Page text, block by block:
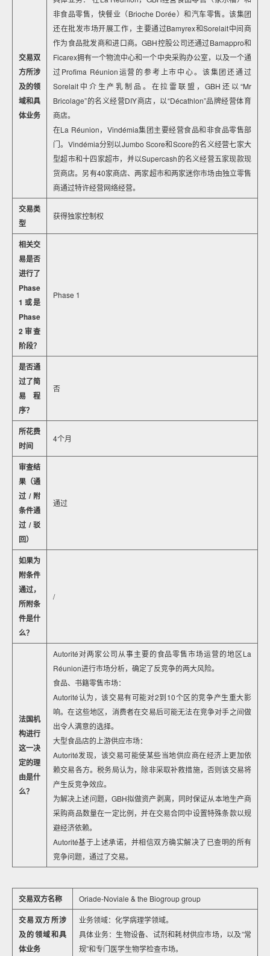
交易双
方所涉
及的领
域和具
体业务
非食品零售，快餐业（Brioche Dorée）和汽车零售。该集团
还在批发市场开展工作，主要通过Bamyrex和Sorelait中间商
作为食品批发商和进口商。GBH控股公司还通过Bamappro和
Ficarex拥有一个物流中心和一个中央采购办公室，以及一个通
过Profima Réunion运营的参考上市中心。该集团还通过
Sorelait中介生产乳制品。在拉雷联盟，GBH还以“Mr
Bricolage”的名义经营DIY商店，以“Décathlon”品牌经营体育
商店。
在La Réunion，Vindémia集团主要经营食品和非食品零售部
门。Vindémia分别以Jumbo Score和Score的名义经营七家大
型超市和十四家超市，并以Supercash的名义经营五家现款现
货商店。另有40家商店、两家超市和两家迷你市场由独立零售
商通过特许经营网络经营。
交易类
型
获得独家控制权
相关交
易是否
进行了
Phase
1或是
Phase
2审查
阶段？
Phase 1
是否通
过了简
易程
序？
否
所花费
时间
4个月
审查结
果（通
过/附
条件通
过/驳
回）
通过
如果为
附条件
通过，
所附条
件是什
么？
/
法国机
构进行
这一决
定的理
由是什
么？
Autorité对两家公司从事主要的食品零售市场运营的地区La
Réunion进行市场分析，确定了反竞争的两大风险。
食品、书籍零售市场：
Autorité认为，该交易有可能对2到10个区的竞争产生重大影
响。在这些地区，消费者在交易后可能无法在竞争对手之间做
出令人满意的选择。
大型食品店的上游供应市场：
Autorité发现，该交易可能使某些当地供应商在经济上更加依
赖交易各方。税务局认为，除非采取补救措施，否则该交易将
产生反竞争效应。
为解决上述问题，GBH拟做资产剥离，同时保证从本地生产商
采购商品数量在一定比例，并在交易合同中设置特殊条款以规
避经济依赖。
Autorité基于上述承诺，并相信双方确实解决了已查明的所有
竞争问题，通过了交易。
交易双方名称 Oriade-Noviale & the Biogroup group
交易双方所涉
及的领域和具
体业务
业务领域：化学病理学领域。
具体业务：生物设备、试剂和耗材供应市场，以及”常
规”和专门医学生物学检查市场。